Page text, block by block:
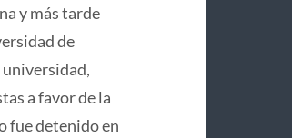
y más tarde
de
universidad,
a favor de la
fue detenido en